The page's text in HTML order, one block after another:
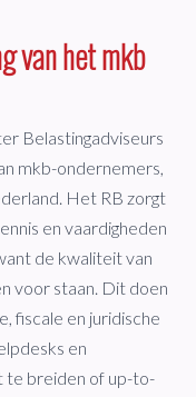
van het mkb
Belastingadviseurs
mkb-ondernemers,
Het RB zorgt
en vaardigheden
de kwaliteit van
voor staan. Dit doen
fiscale en juridische
en
te breiden of up-to-